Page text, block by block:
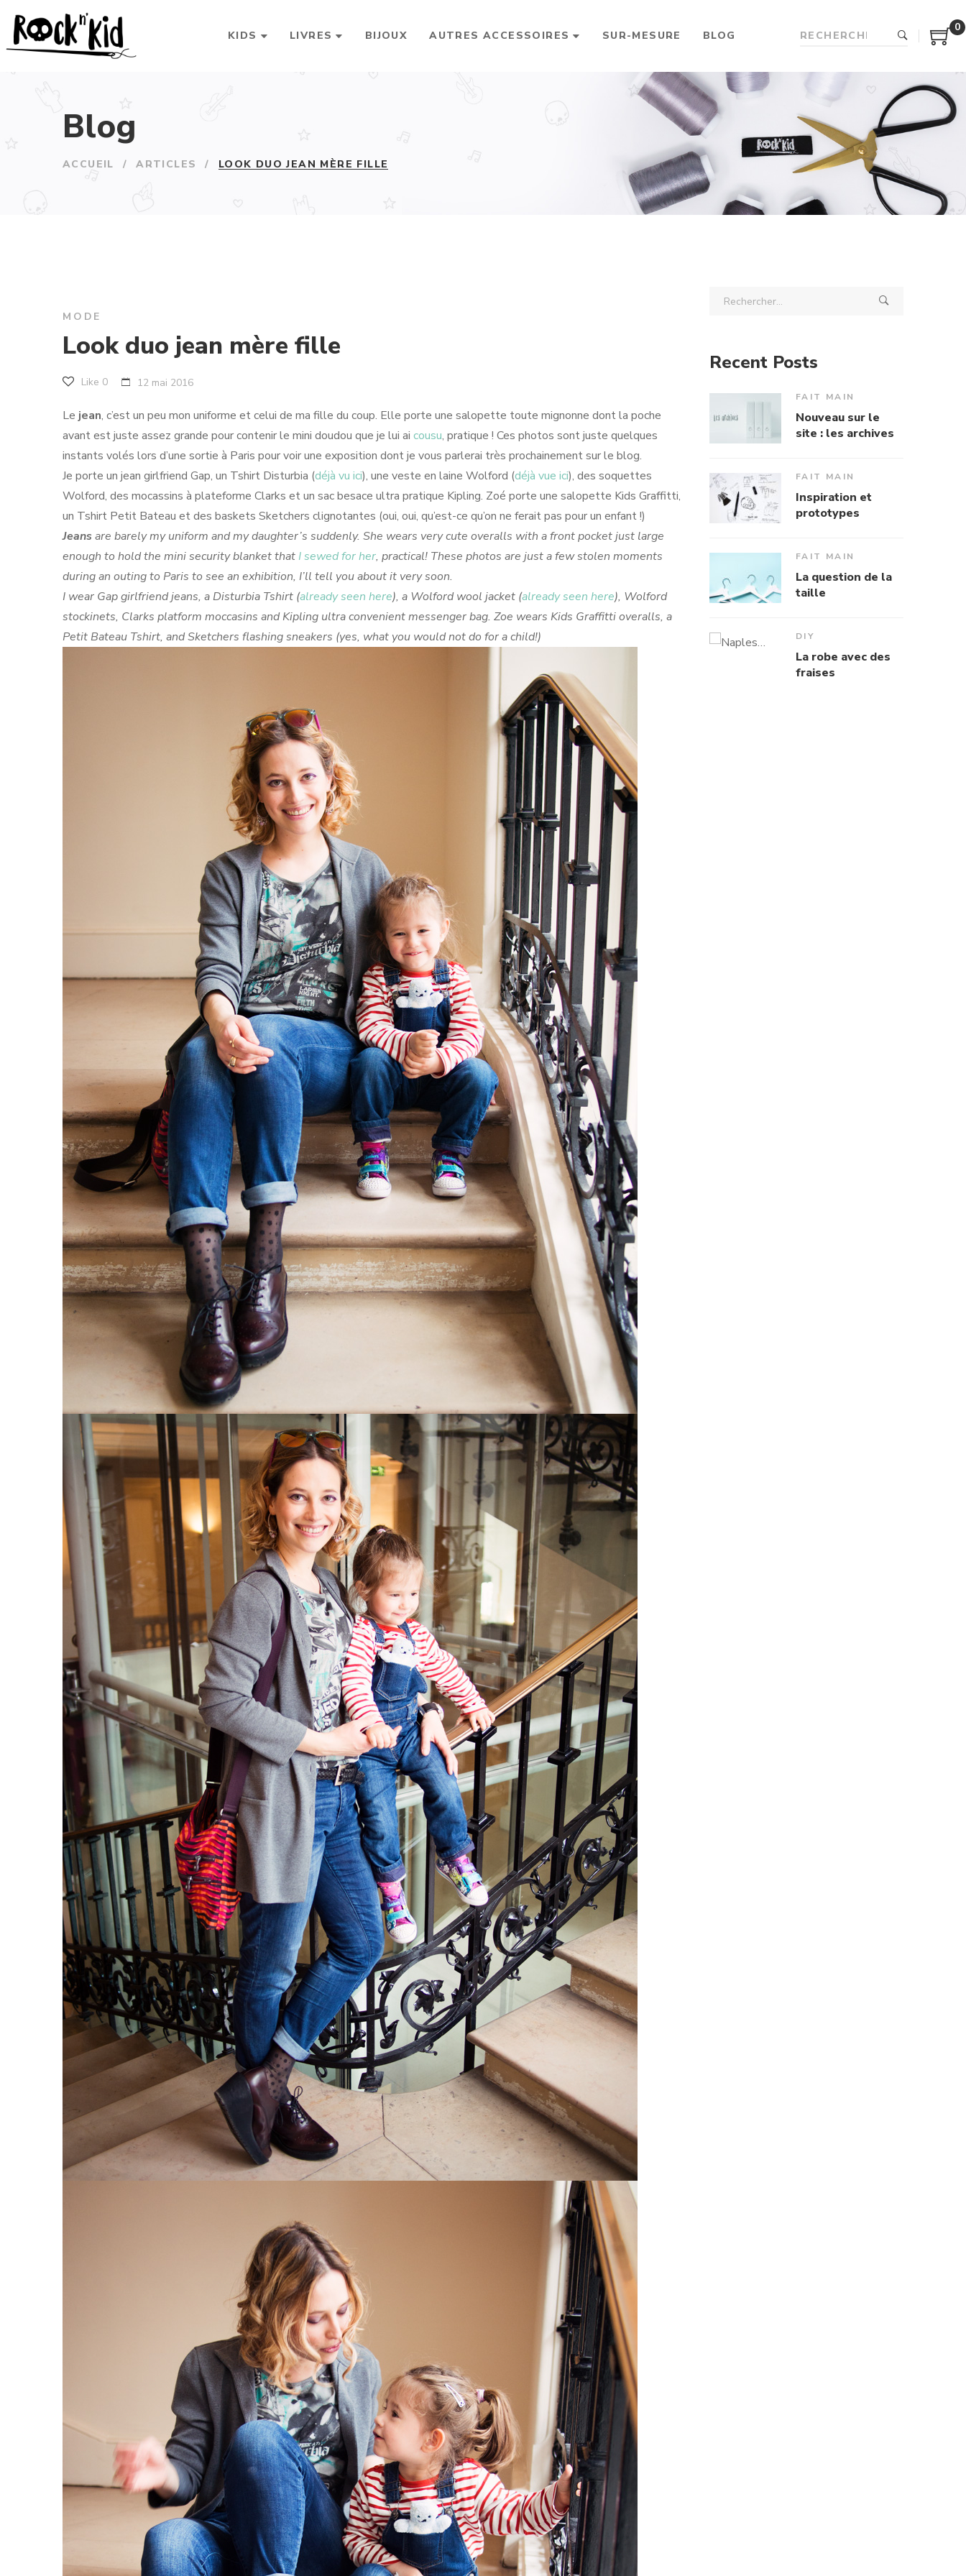
KIDS LIVRES BIJOUX AUTRES ACCESSOIRES SUR-MESURE BLOG
0
Blog
ACCUEIL / ARTICLES / LOOK DUO JEAN MÈRE FILLE
MODE
Look duo jean mère fille
Like 0 12 mai 2016
Le jean, c’est un peu mon uniforme et celui de ma fille du coup. Elle porte une salopette toute mignonne dont la poche
avant est juste assez grande pour contenir le mini doudou que je lui ai cousu, pratique ! Ces photos sont juste quelques
instants volés lors d’une sortie à Paris pour voir une exposition dont je vous parlerai très prochainement sur le blog.
Je porte un jean girlfriend Gap, un Tshirt Disturbia (déjà vu ici), une veste en laine Wolford (déjà vue ici), des soquettes
Wolford, des mocassins à plateforme Clarks et un sac besace ultra pratique Kipling. Zoé porte une salopette Kids Graffitti,
un Tshirt Petit Bateau et des baskets Sketchers clignotantes (oui, oui, qu’est-ce qu’on ne ferait pas pour un enfant !)
Jeans are barely my uniform and my daughter’s suddenly. She wears very cute overalls with a front pocket just large
enough to hold the mini security blanket that I sewed for her, practical! These photos are just a few stolen moments
during an outing to Paris to see an exhibition, I’ll tell you about it very soon.
I wear Gap girlfriend jeans, a Disturbia Tshirt (already seen here), a Wolford wool jacket (already seen here), Wolford
stockinets, Clarks platform moccasins and Kipling ultra convenient messenger bag. Zoe wears Kids Graffitti overalls, a
Petit Bateau Tshirt, and Sketchers flashing sneakers (yes, what you would not do for a child!)
Recent Posts
FAIT MAIN
Nouveau sur le
site : les archives
FAIT MAIN
Inspiration et
prototypes
FAIT MAIN
La question de la
taille
DIY
La robe avec des
fraises